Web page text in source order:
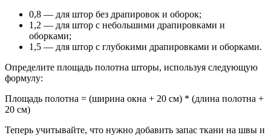
0,8 — для штор без драпировок и оборок;
1,2 — для штор с небольшими драпировками и
оборками;
1,5 — для штор с глубокими драпировками и оборками.
Определите площадь полотна шторы, используя следующую
формулу:
Площадь полотна = (ширина окна + 20 см) * (длина полотна +
20 см)
Теперь учитывайте, что нужно добавить запас ткани на швы и